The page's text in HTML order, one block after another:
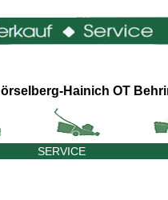
Hainich OT
SERVICE